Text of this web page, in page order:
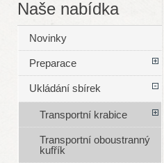
Naše nabídka
Novinky
Preparace
Ukládání sbírek
Transportní krabice
Transportní oboustranný
kufřík